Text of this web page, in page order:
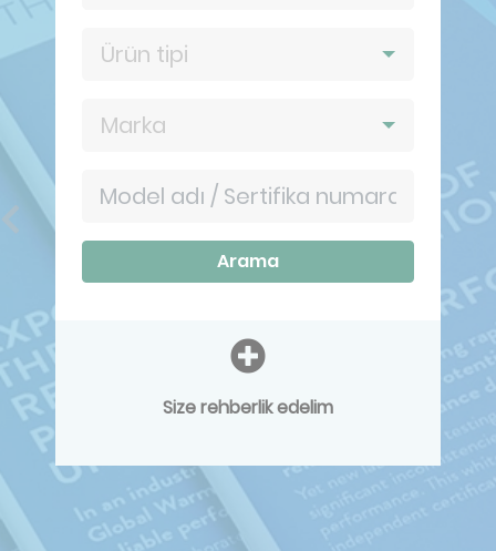
Ürün tipi
Marka
Arama
Size rehberlik edelim
Previous Next